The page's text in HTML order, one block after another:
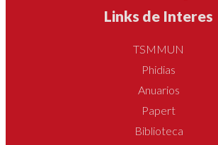
Links de Interes
TSMMUN
Phidias
Anuarios
Papert
Biblioteca